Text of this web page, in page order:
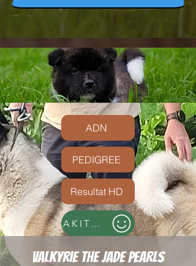
ADN
PEDIGREE
Resultat HD
AKITA AMERICAIN
Valkyrie The Jade Pearls